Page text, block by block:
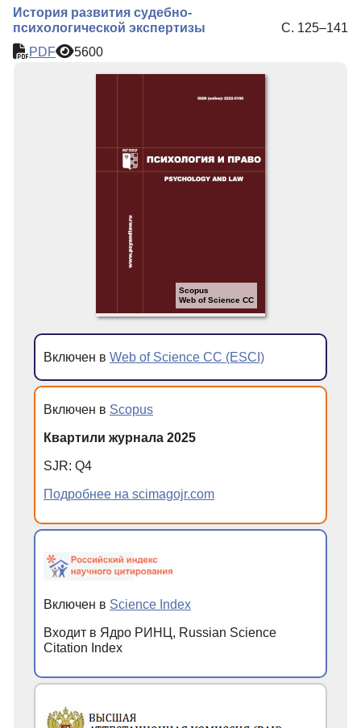
История развития судебно-
психологической экспертизы
С. 125–141
PDF
5600
Scopus
Web of Science CC
Включен в Web of Science CC (ESCI)
Включен в Scopus
Квартили журнала 2025
SJR: Q4
Подробнее на scimagojr.com
Включен в Science Index
Входит в Ядро РИНЦ, Russian Science
Citation Index